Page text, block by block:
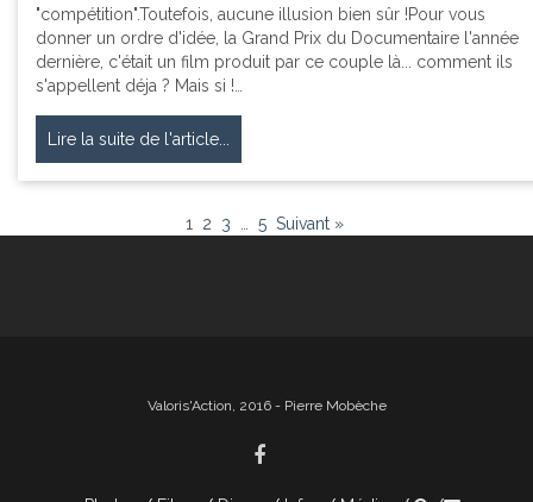
"compétition".Toutefois, aucune illusion bien sûr !Pour vous
donner un ordre d'idée, la Grand Prix du Documentaire l'année
dernière, c'était un film produit par ce couple là... comment ils
s'appellent déja ? Mais si !…
Lire la suite de l'article...
1 2 3 5 Suivant »
Valoris'Action, 2016 - Pierre Mobèche